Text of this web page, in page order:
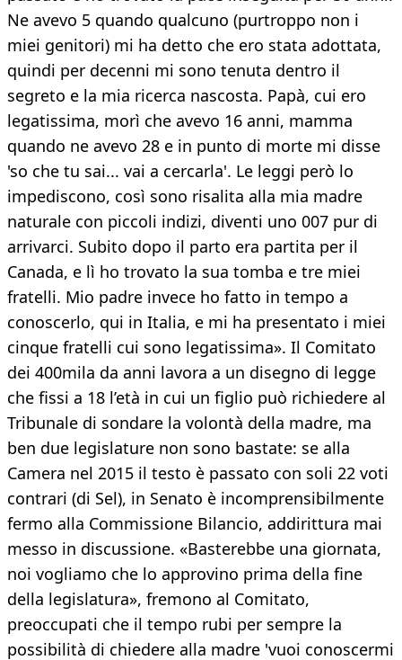
Ne avevo 5 quando qualcuno (purtroppo non i
miei genitori) mi ha detto che ero stata adottata,
quindi per decenni mi sono tenuta dentro il
segreto e la mia ricerca nascosta. Papà, cui ero
legatissima, morì che avevo 16 anni, mamma
quando ne avevo 28 e in punto di morte mi disse
'so che tu sai... vai a cercarla'. Le leggi però lo
impediscono, così sono risalita alla mia madre
naturale con piccoli indizi, diventi uno 007 pur di
arrivarci. Subito dopo il parto era partita per il
Canada, e lì ho trovato la sua tomba e tre miei
fratelli. Mio padre invece ho fatto in tempo a
conoscerlo, qui in Italia, e mi ha presentato i miei
cinque fratelli cui sono legatissima». Il Comitato
dei 400mila da anni lavora a un disegno di legge
che fissi a 18 l’età in cui un figlio può richiedere al
Tribunale di sondare la volontà della madre, ma
ben due legislature non sono bastate: se alla
Camera nel 2015 il testo è passato con soli 22 voti
contrari (di Sel), in Senato è incomprensibilmente
fermo alla Commissione Bilancio, addirittura mai
messo in discussione. «Basterebbe una giornata,
noi vogliamo che lo approvino prima della fine
della legislatura», fremono al Comitato,
preoccupati che il tempo rubi per sempre la
possibilità di chiedere alla madre 'vuoi conoscermi